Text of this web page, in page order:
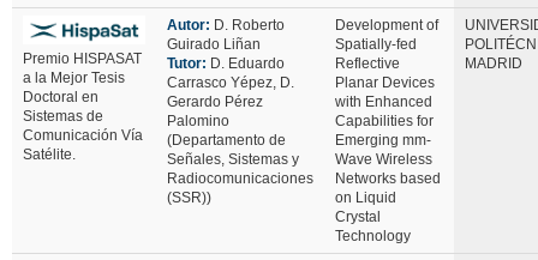
Premio HISPASAT
a la Mejor Tesis
Doctoral en
Sistemas de
Comunicación Vía
Satélite.
Autor: D. Roberto
Guirado Liñan
Tutor: D. Eduardo
Carrasco Yépez, D.
Gerardo Pérez
Palomino
(Departamento de
Señales, Sistemas y
Radiocomunicaciones
(SSR))
Development of
Spatially-fed
Reflective
Planar Devices
with Enhanced
Capabilities for
Emerging mm-
Wave Wireless
Networks based
on Liquid
Crystal
Technology
MADRID